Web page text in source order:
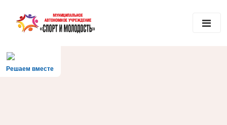
Решаем вместе